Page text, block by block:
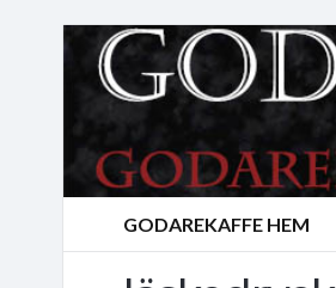
GODAREKAFFE HEM